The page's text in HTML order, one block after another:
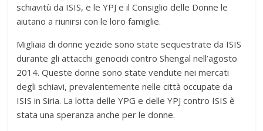
schiavitù da ISIS, e le YPJ e il Consiglio delle Donne le
aiutano a riunirsi con le loro famiglie.
Migliaia di donne yezide sono state sequestrate da ISIS
durante gli attacchi genocidi contro Shengal nell’agosto
2014. Queste donne sono state vendute nei mercati
degli schiavi, prevalentemente nelle città occupate da
ISIS in Siria. La lotta delle YPG e delle YPJ contro ISIS è
stata una speranza anche per le donne.